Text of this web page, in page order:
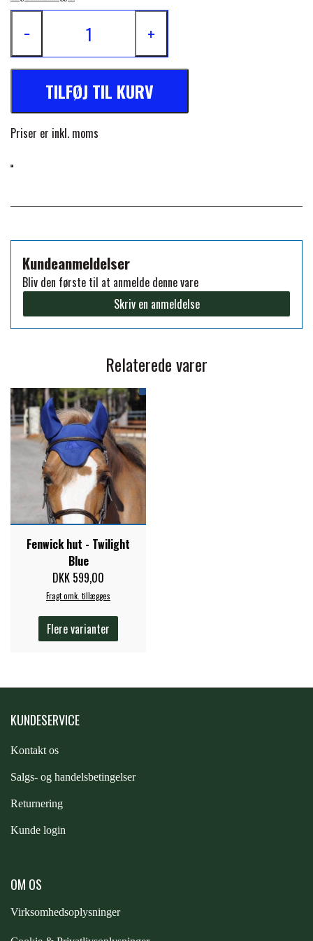
PREMIER EQUINE SADLER
PREMIER EQUINE SADEL TILBEHØR
PREMIER EQUINE SADELUNDERLAG
PREMIER EQUINE TRANSPORT
BESKYTTELSE
PREMIER EQUINE GROOMING & STALD
PREMIER EQUINE RYTTER
GP TACK
HAPPY MOUTH
JACKS
KÄLLQUIST EQUESTIAN
LEMIEUX
LIKIT
MUSTAD
NAF
PHARMACARE
PREMIER EQUINE
STUD MUFFIN
− +
TILFØJ TIL KURV
Priser er inkl. moms
Kundeanmeldelser
Bliv den første til at anmelde denne vare
Skriv en anmeldelse
Relaterede varer
Fenwick hut - Twilight
Blue
DKK 599,00
Fragt omk. tillægges
Flere varianter
KUNDESERVICE
Kontakt os
Salgs- og handelsbetingelser
Returnering
Kunde login
OM OS
Virksomhedsoplysninger